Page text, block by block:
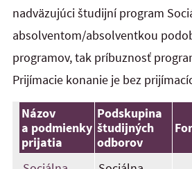
nadväzujúci študijní program
absolventom/absolventkou
programov, tak príbuznosť
Prijímacie konanie je bez
Názov
a podmienky
prijatia
Podskupina
študijných
odborov